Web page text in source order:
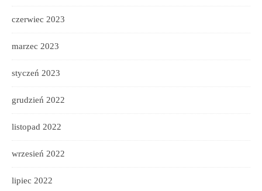
czerwiec 2023
marzec 2023
styczeń 2023
grudzień 2022
listopad 2022
wrzesień 2022
lipiec 2022